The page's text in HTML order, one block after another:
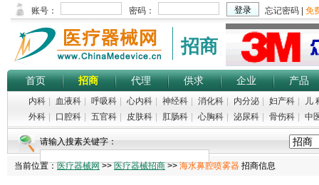
招商
首页 招商 代理 供求 企业 产品
内科 血液科 呼吸科 心内科 神经科 消化科 内分泌 妇产科
儿
外科
口腔科 五官科 皮肤科 肛肠科 心胸科 泌尿科 骨伤科 中
请输入搜素关键字：
当前位置：医疗器械网>>医疗器械招商>>海水鼻腔喷雾器 招商信息